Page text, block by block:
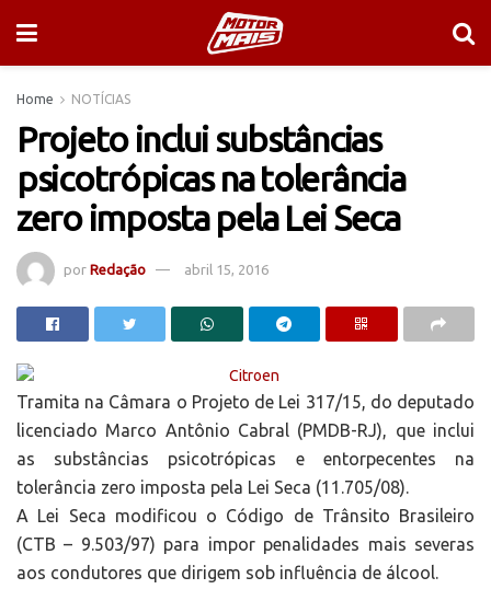
Home NOTÍCIAS
Projeto inclui substâncias
psicotrópicas na tolerância
zero imposta pela Lei Seca
por Redação abril 15, 2016
Tramita na Câmara o Projeto de Lei 317/15, do deputado
licenciado Marco Antônio Cabral (PMDB-RJ), que inclui
as substâncias psicotrópicas e entorpecentes na
tolerância zero imposta pela Lei Seca (11.705/08).
A Lei Seca modificou o Código de Trânsito Brasileiro
(CTB – 9.503/97) para impor penalidades mais severas
aos condutores que dirigem sob influência de álcool.